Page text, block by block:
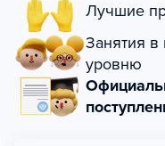
Лучшие
Занятия в
уровню